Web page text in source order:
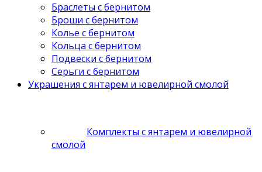
Браслеты с бернитом
Броши с бернитом
Колье с бернитом
Кольца с бернитом
Подвески с бернитом
Серьги с бернитом
Украшения с янтарем и ювелирной смолой
Комплекты с янтарем и ювелирной
смолой